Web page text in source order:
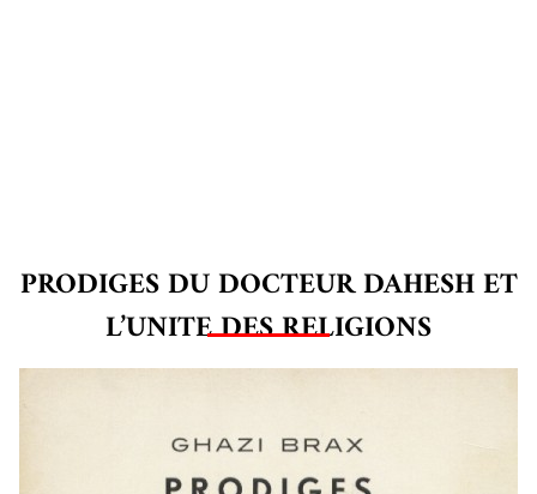
PRODIGES DU DOCTEUR DAHESH ET
L’UNITE DES RELIGIONS